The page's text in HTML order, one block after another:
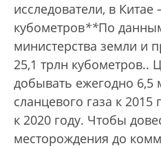
исследователи, в
кубометров**По
министерства земли и
25,1 трлн кубометров..
добывать ежегодно 6,5
сланцевого газа к
к 2020 году. Чтобы
месторождения до